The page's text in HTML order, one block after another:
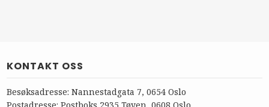
KONTAKT OSS
Besøksadresse: Nannestadgata 7, 0654 Oslo